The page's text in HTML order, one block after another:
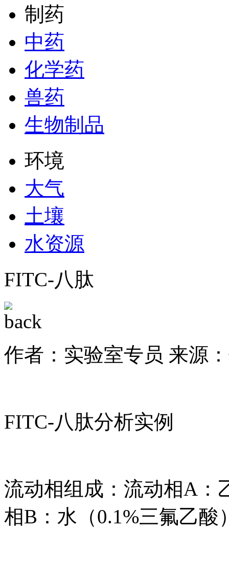
制药
中药
化学药
兽药
生物制品
环境
大气
土壤
水资源
FITC-八肽
作者：实验室专员 来源
FITC-八肽分析实例
流动相组成：流动相A：
相B：水（0.1%三氟乙酸